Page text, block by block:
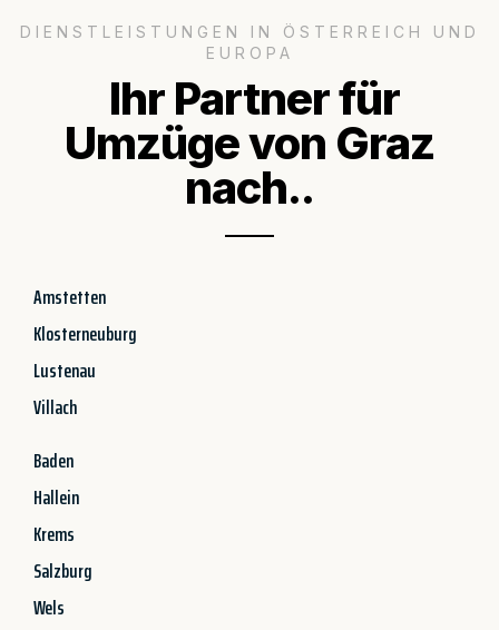
DIENSTLEISTUNGEN IN ÖSTERREICH UND
EUROPA
Ihr Partner für
Umzüge von Graz
nach..
Amstetten
Klosterneuburg
Lustenau
Villach
Baden
Hallein
Krems
Salzburg
Wels